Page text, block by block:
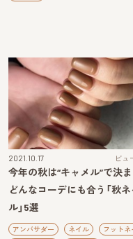
2021.10.17 ビュ
今年の秋は“キャメル”で決
どんなコーデにも合う「秋ネ
ル」5選
アンバサダー ネイル
フットネ